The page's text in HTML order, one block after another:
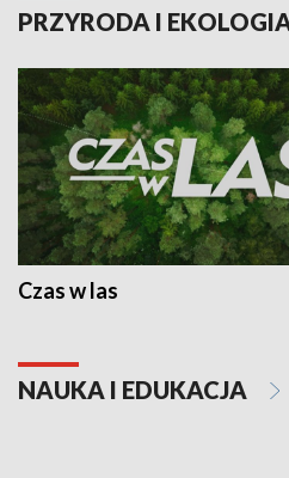
PRZYRODA I
Czas w las
NAUKA I EDUKACJA